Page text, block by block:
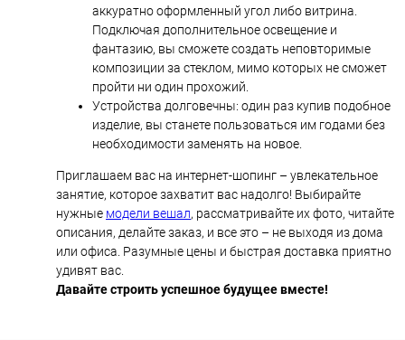
аккуратно оформленный угол либо витрина.
Подключая дополнительное освещение и
фантазию, вы сможете создать неповторимые
композиции за стеклом, мимо которых не сможет
пройти ни один прохожий.
Устройства долговечны: один раз купив подобное
изделие, вы станете пользоваться им годами без
необходимости заменять на новое.
Приглашаем вас на интернет-шопинг – увлекательное
занятие, которое захватит вас надолго! Выбирайте
нужные модели вешал, рассматривайте их фото, читайте
описания, делайте заказ, и все это – не выходя из дома
или офиса. Разумные цены и быстрая доставка приятно
удивят вас.
Давайте строить успешное будущее вместе!